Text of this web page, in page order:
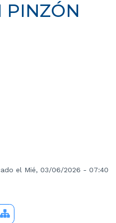
PINZÓN
el Mié, 03/06/2026 - 07:40